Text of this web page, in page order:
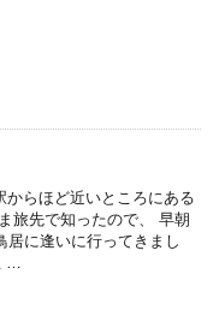
らほど近いところにある
旅先で知ったので、 早朝
居に逢いに行ってきまし
…